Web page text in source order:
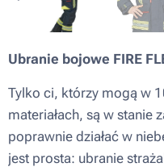
Ubranie bojowe FIRE
Tylko ci, którzy mogą w
materiałach, są w stanie
poprawnie działać w
jest prosta: ubranie